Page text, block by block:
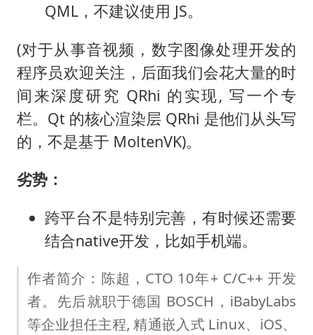
QML，不建议使用 JS。
(对于从事音视频，数字图像处理开发的
程序员欢迎关注，后面我们会花大量的时
间来深度研究 QRhi 的实现, 写一个专
栏。Qt 的核心渲染层 QRhi 是他们从头写
的，不是基于 MoltenVK)。
劣势：
跨平台不是特别完善，有时候还需要
结合native开发，比如手机端。
作者简介：陈超，CTO 10年+ C/C++ 开发
者。先后就职于德国 BOSCH，iBabyLabs
等企业担任主程, 精通嵌入式 Linux、iOS、